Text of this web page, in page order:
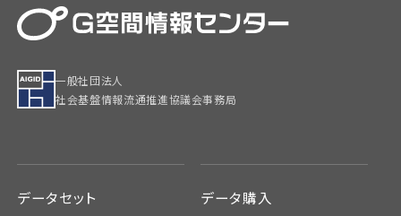
一般社団法人
社会基盤情報流通推進協議会事務局
データセット データ購入